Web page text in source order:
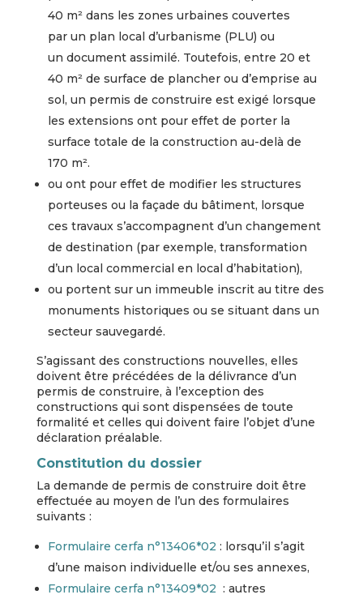
40 m² dans les zones urbaines couvertes
par un plan local d’urbanisme (PLU) ou
un document assimilé. Toutefois, entre 20 et
40 m² de surface de plancher ou d’emprise au
sol, un permis de construire est exigé lorsque
les extensions ont pour effet de porter la
surface totale de la construction au-delà de
170 m².
ou ont pour effet de modifier les structures
porteuses ou la façade du bâtiment, lorsque
ces travaux s’accompagnent d’un changement
de destination (par exemple, transformation
d’un local commercial en local d’habitation),
ou portent sur un immeuble inscrit au titre des
monuments historiques ou se situant dans un
secteur sauvegardé.
S’agissant des constructions nouvelles, elles
doivent être précédées de la délivrance d’un
permis de construire, à l’exception des
constructions qui sont dispensées de toute
formalité et celles qui doivent faire l’objet d’une
déclaration préalable.
Constitution du dossier
La demande de permis de construire doit être
effectuée au moyen de l’un des formulaires
suivants :
Formulaire cerfa n°13406*02 : lorsqu’il s’agit
d’une maison individuelle et/ou ses annexes,
Formulaire cerfa n°13409*02 : autres